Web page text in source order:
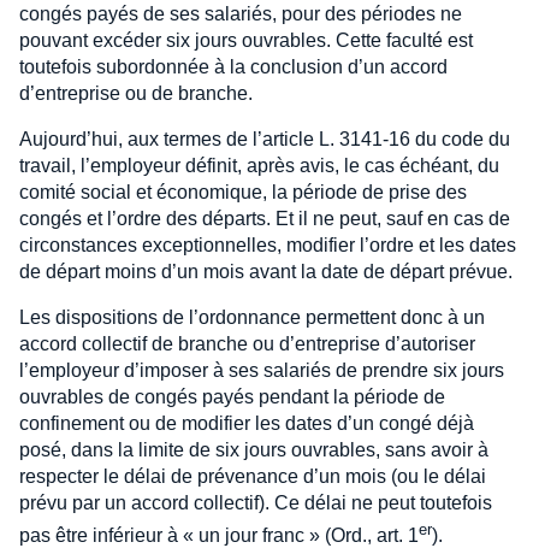
congés payés de ses salariés, pour des périodes ne
pouvant excéder six jours ouvrables. Cette faculté est
toutefois subordonnée à la conclusion d’un accord
d’entreprise ou de branche.
Aujourd’hui, aux termes de l’article L. 3141-16 du code du
travail, l’employeur définit, après avis, le cas échéant, du
comité social et économique, la période de prise des
congés et l’ordre des départs. Et il ne peut, sauf en cas de
circonstances exceptionnelles, modifier l’ordre et les dates
de départ moins d’un mois avant la date de départ prévue.
Les dispositions de l’ordonnance permettent donc à un
accord collectif de branche ou d’entreprise d’autoriser
l’employeur d’imposer à ses salariés de prendre six jours
ouvrables de congés payés pendant la période de
confinement ou de modifier les dates d’un congé déjà
posé, dans la limite de six jours ouvrables, sans avoir à
respecter le délai de prévenance d’un mois (ou le délai
prévu par un accord collectif). Ce délai ne peut toutefois
pas être inférieur à « un jour franc » (Ord., art. 1er).